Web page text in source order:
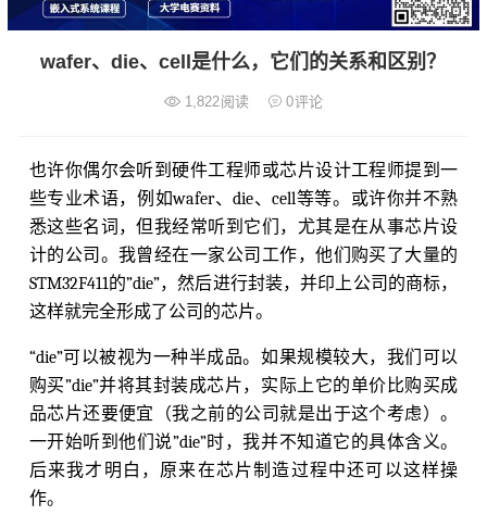
wafer、die、cell是什么，它们的关系和区别？
1,822阅读 0评论
也许你偶尔会听到硬件工程师或芯片设计工程师提到一
些专业术语，例如wafer、die、cell等等。或许你并不熟
悉这些名词，但我经常听到它们，尤其是在从事芯片设
计的公司。我曾经在一家公司工作，他们购买了大量的
STM32F411的”die”，然后进行封装，并印上公司的商标，
这样就完全形成了公司的芯片。
“die”可以被视为一种半成品。如果规模较大，我们可以
购买”die”并将其封装成芯片，实际上它的单价比购买成
品芯片还要便宜（我之前的公司就是出于这个考虑）。
一开始听到他们说”die”时，我并不知道它的具体含义。
后来我才明白，原来在芯片制造过程中还可以这样操
作。